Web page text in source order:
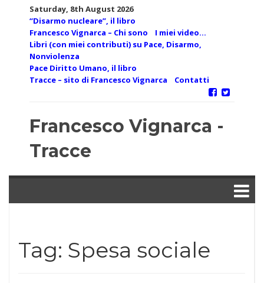
Saturday, 8th August 2026
“Disarmo nucleare”, il libro
Francesco Vignarca – Chi sono
I miei video…
Libri (con miei contributi) su Pace, Disarmo,
Nonviolenza
Pace Diritto Umano, il libro
Tracce – sito di Francesco Vignarca
Contatti
Francesco Vignarca -
Tracce
Tag: Spesa sociale